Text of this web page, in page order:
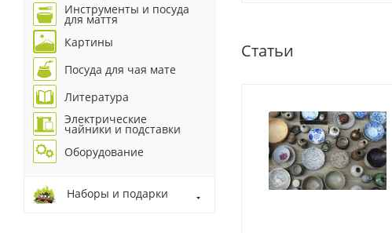
Статьи
Инструменты и посуда
для маття
Картины
Посуда для чая мате
Литература
Электрические
чайники и подставки
Оборудование
Наборы и подарки